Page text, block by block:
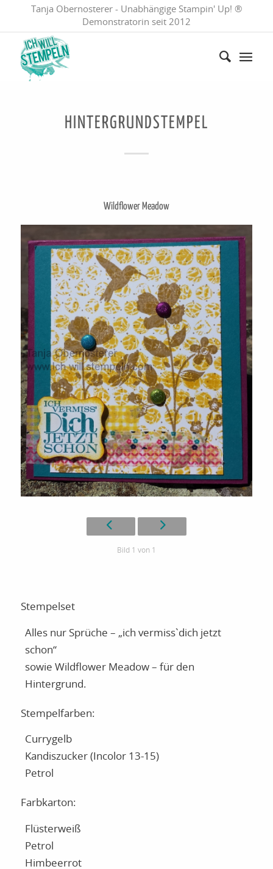
Tanja Obernosterer - Unabhängige Stampin' Up! ®
Demonstratorin seit 2012
HINTERGRUNDSTEMPEL
Wildflower Meadow
Bild 1 von 1
Stempelset
Alles nur Sprüche – „ich vermiss`dich jetzt
schon“
sowie Wildflower Meadow – für den
Hintergrund.
Stempelfarben:
Currygelb
Kandiszucker (Incolor 13-15)
Petrol
Farbkarton:
Flüsterweiß
Petrol
Himbeerrot